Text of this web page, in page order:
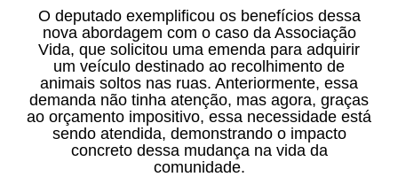
O deputado exemplificou os benefícios dessa
nova abordagem com o caso da Associação
Vida, que solicitou uma emenda para adquirir
um veículo destinado ao recolhimento de
animais soltos nas ruas. Anteriormente, essa
demanda não tinha atenção, mas agora, graças
ao orçamento impositivo, essa necessidade está
sendo atendida, demonstrando o impacto
concreto dessa mudança na vida da
comunidade.